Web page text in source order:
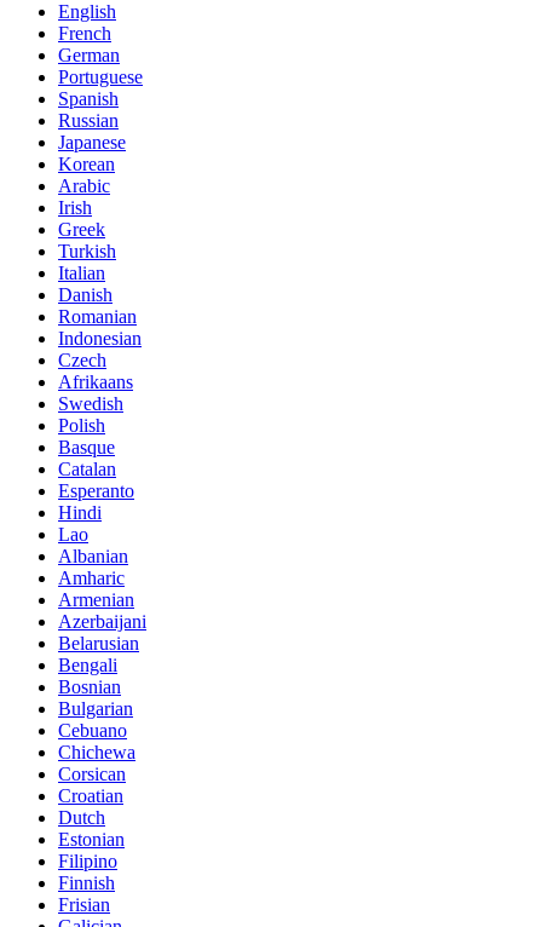
English
French
German
Portuguese
Spanish
Russian
Japanese
Korean
Arabic
Irish
Greek
Turkish
Italian
Danish
Romanian
Indonesian
Czech
Afrikaans
Swedish
Polish
Basque
Catalan
Esperanto
Hindi
Lao
Albanian
Amharic
Armenian
Azerbaijani
Belarusian
Bengali
Bosnian
Bulgarian
Cebuano
Chichewa
Corsican
Croatian
Dutch
Estonian
Filipino
Finnish
Frisian